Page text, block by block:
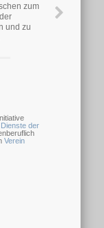
zum
und zu
der
Verein